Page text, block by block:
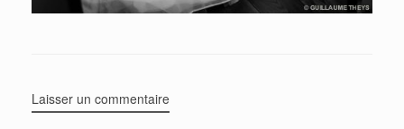
Laisser un commentaire